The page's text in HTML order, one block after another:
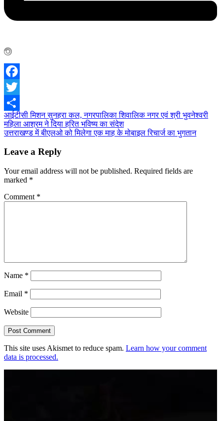
Facebook
Twitter
Share
Post
navigation
आईटीसी मिशन सुनहरा कल, नगरपालिका शिवालिक नगर एवं श्री भुवनेश्वरी
महिला आश्रम ने दिया हरित भविष्य का संदेश
उत्तराखण्ड में बीएलओ को मिलेगा एक माह के मोबाइल रिचार्ज का भुगतान
Leave a Reply
Your email address will not be published. Required fields are
marked *
Comment *
Name *
Email *
Website
This site uses Akismet to reduce spam. Learn how your comment
data is processed.